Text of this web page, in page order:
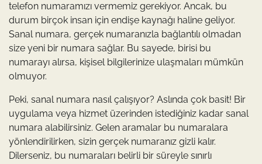
telefon numaramızı vermemiz gerekiyor. Ancak, bu
durum birçok insan için endişe kaynağı haline geliyor.
Sanal numara, gerçek numaranızla bağlantılı olmadan
size yeni bir numara sağlar. Bu sayede, birisi bu
numarayı alırsa, kişisel bilgilerinize ulaşmaları mümkün
olmuyor.
Peki, sanal numara nasıl çalışıyor? Aslında çok basit! Bir
uygulama veya hizmet üzerinden istediğiniz kadar sanal
numara alabilirsiniz. Gelen aramalar bu numaralara
yönlendirilirken, sizin gerçek numaranız gizli kalır.
Dilerseniz, bu numaraları belirli bir süreyle sınırlı